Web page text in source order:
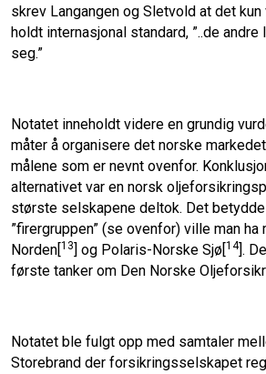
skrev Langangen og Sletvold at det
holdt internasjonal standard, ”..de
seg.”
Notatet inneholdt videre en grundig
måter å organisere det norske
målene som er nevnt ovenfor.
alternativet var en norsk
største selskapene deltok. Det
”firergruppen” (se ovenfor) ville man ha
Norden[13] og Polaris-Norske Sjø[14].
første tanker om Den Norske
Notatet ble fulgt opp med samtaler
Storebrand der forsikringsselskapet